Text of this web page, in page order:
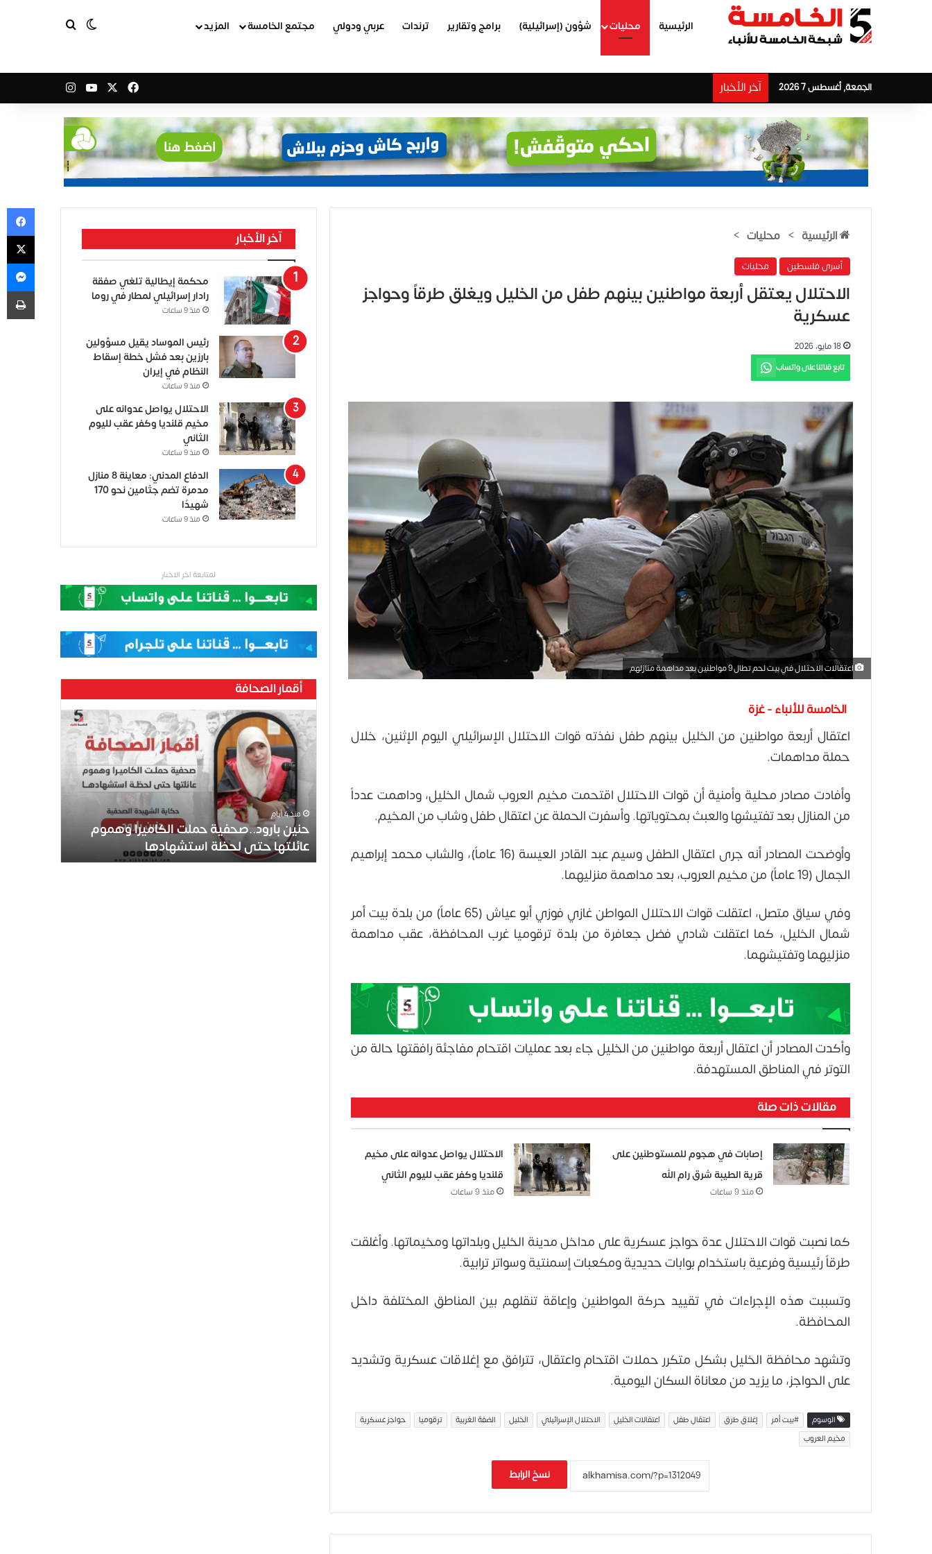
الرئيسية محليات شؤون (إسرائيلية) برامج وتقارير ترندات عربي ودولي مجتمع الخامسة المزيد الوضع المظلم
بحث عن
الجمعة, أغسطس 7 2026 آخر الأخبار فيسبوك‫YouTube
انستقرام
الرئيسية > محليات >
أسرى فلسطين محليات
الاحتلال يعتقل أربعة مواطنين بينهم طفل من الخليل ويغلق طرقاً وحواجز
عسكرية
18 مايو، 2026
تابع قناتنا على واتساب
اعتقالات الاحتلال في بيت لحم تطال 9 مواطنين بعد مداهمة منازلهم
الخامسة للأنباء - غزة
اعتقال أربعة مواطنين من الخليل بينهم طفل نفذته قوات الاحتلال الإسرائيلي اليوم الإثنين، خلال
حملة مداهمات.
وأفادت مصادر محلية وأمنية أن قوات الاحتلال اقتحمت مخيم العروب شمال الخليل، وداهمت عدداً
من المنازل بعد تفتيشها والعبث بمحتوياتها. وأسفرت الحملة عن اعتقال طفل وشاب من المخيم.
وأوضحت المصادر أنه جرى اعتقال الطفل وسيم عبد القادر العيسة (16 عاماً)، والشاب محمد إبراهيم
الجمال (19 عاماً) من مخيم العروب، بعد مداهمة منزليهما.
وفي سياق متصل، اعتقلت قوات الاحتلال المواطن غازي فوزي أبو عياش (65 عاماً) من بلدة بيت أمر
شمال الخليل، كما اعتقلت شادي فضل جعافرة من بلدة ترقوميا غرب المحافظة، عقب مداهمة
منزليهما وتفتيشهما.
وأكدت المصادر أن اعتقال أربعة مواطنين من الخليل جاء بعد عمليات اقتحام مفاجئة رافقتها حالة من
التوتر في المناطق المستهدفة.
مقالات ذات صلة
إصابات في هجوم للمستوطنين على
قرية الطيبة شرق رام الله
منذ 9 ساعات
الاحتلال يواصل عدوانه على مخيم
قلنديا وكفر عقب لليوم الثاني
منذ 9 ساعات
كما نصبت قوات الاحتلال عدة حواجز عسكرية على مداخل مدينة الخليل وبلداتها ومخيماتها. وأغلقت
طرقاً رئيسية وفرعية باستخدام بوابات حديدية ومكعبات إسمنتية وسواتر ترابية.
وتسببت هذه الإجراءات في تقييد حركة المواطنين وإعاقة تنقلهم بين المناطق المختلفة داخل
المحافظة.
وتشهد محافظة الخليل بشكل متكرر حملات اقتحام واعتقال، تترافق مع إغلاقات عسكرية وتشديد
على الحواجز، ما يزيد من معاناة السكان اليومية.
الوسوم #بيت أمر إغلاق طرق اعتقال طفل اعتقالات الخليل الاحتلال الإسرائيلي الخليل الضفة الغربية ترقوميا
حواجز عسكرية
مخيم العروب
نسخ الرابط
آخر الأخبار
محكمة إيطالية تلغي صفقة
رادار إسرائيلي لمطار في روما
منذ 9 ساعات
رئيس الموساد يقيل مسؤولين
بارزين بعد فشل خطة إسقاط
النظام في إيران
منذ 9 ساعات
الاحتلال يواصل عدوانه على
مخيم قلنديا وكفر عقب لليوم
الثاني
منذ 9 ساعات
الدفاع المدني: معاينة 8 منازل
مدمرة تضم جثامين نحو 170
شهيدًا
منذ 9 ساعات
لمتابعة اخر الاخبار
أقمار الصحافة
حنين
بارود..صحفية
حملت
الكاميرا
وهموم
عائلتها
لحظة
استشهادها
منذ 4 أيام
حنين بارود..صحفية حملت الكاميرا وهموم
عائلتها حتى لحظة استشهادها
‫X